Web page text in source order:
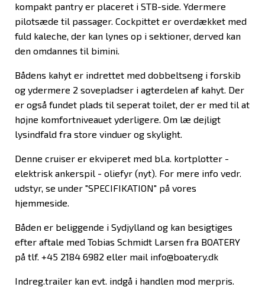
kompakt pantry er placeret i STB-side. Ydermere
pilotsæde til passager. Cockpittet er overdækket med
fuld kaleche, der kan lynes op i sektioner, derved kan
den omdannes til bimini.
Bådens kahyt er indrettet med dobbeltseng i forskib
og ydermere 2 sovepladser i agterdelen af kahyt. Der
er også fundet plads til seperat toilet, der er med til at
højne komfortniveauet yderligere. Om læ dejligt
lysindfald fra store vinduer og skylight.
Denne cruiser er ekviperet med bl.a. kortplotter -
elektrisk ankerspil - oliefyr (nyt). For mere info vedr.
udstyr, se under "SPECIFIKATION" på vores
hjemmeside.
Båden er beliggende i Sydjylland og kan besigtiges
efter aftale med Tobias Schmidt Larsen fra BOATERY
på tlf. +45 2184 6982 eller mail info@boatery.dk
Indreg.trailer kan evt. indgå i handlen mod merpris.